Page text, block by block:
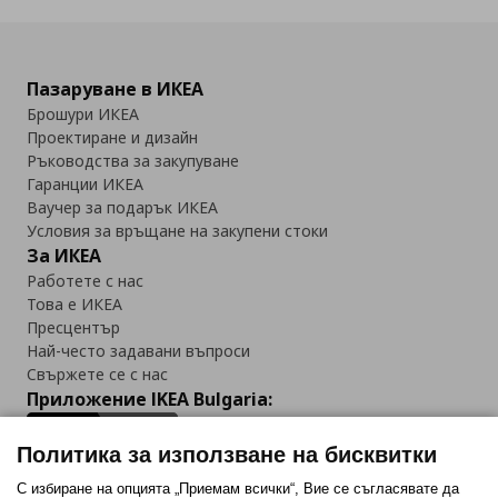
Пазаруване в ИКЕА
Брошури ИКЕА
Проектиране и дизайн
Ръководства за закупуване
Гаранции ИКЕА
Ваучер за подарък ИКЕА
Условия за връщане на закупени стоки
За ИКЕА
Работете с нас
Това е ИКЕА
Пресцентър
Най-често задавани въпроси
Свържете се с нас
Приложение IKEA Bulgaria:
Политика за използване на бисквитки
С избиране на опцията „Приемам всички“, Вие се съгласявате да